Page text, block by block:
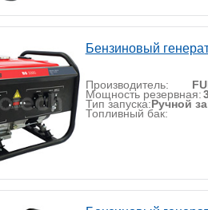
Бензиновый
Производитель:
Мощность резервная:
Тип запуска:Ручной
Топливный бак: